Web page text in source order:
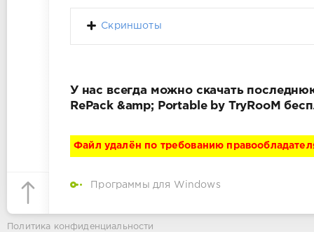
Скриншоты
У нас всегда можно скачать
RePack &amp; Portable by TryRooM
Файл удалён по требованию
Программы для Windows
Политика конфиденциальности